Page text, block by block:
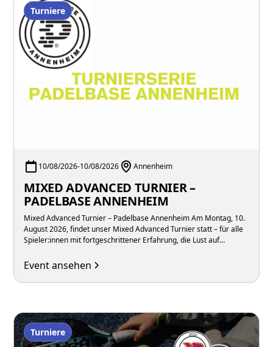
Turniere
10/08/2026-10/08/2026 Annenheim
MIXED ADVANCED TURNIER –
PADELBASE ANNENHEIM
Mixed Advanced Turnier – Padelbase Annenheim Am Montag, 10.
August 2026, findet unser Mixed Advanced Turnier statt – für alle
Spieler:innen mit fortgeschrittener Erfahrung, die Lust auf
Event ansehen
Turniere